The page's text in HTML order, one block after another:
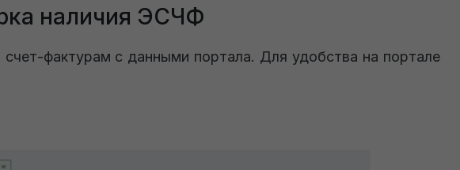
наличия ЭСЧФ
фактурам с данными портала. Для удобства на портале